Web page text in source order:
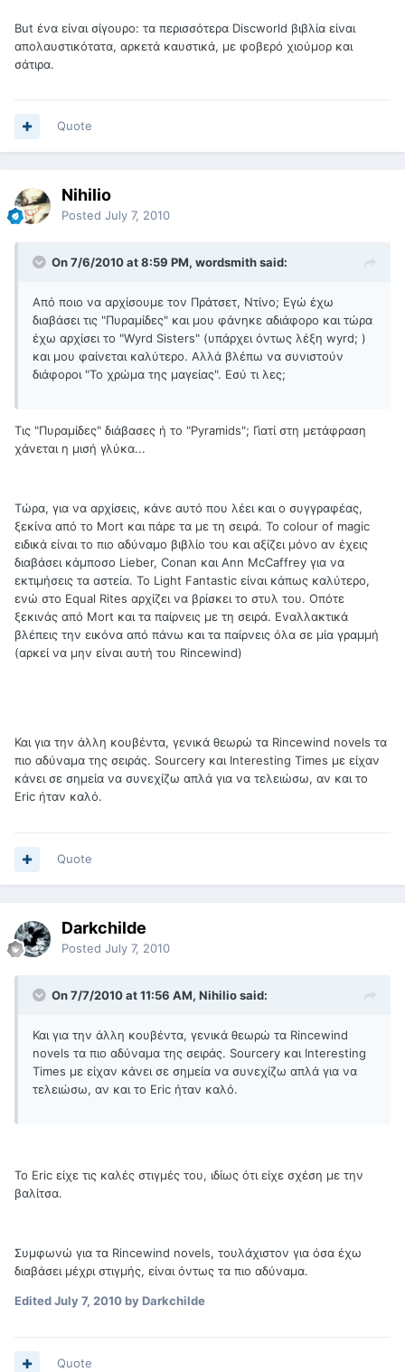
But ένα είναι σίγουρο: τα περισσότερα Discworld βιβλία είναι
απολαυστικότατα, αρκετά καυστικά, με φοβερό χιούμορ και
σάτιρα.
Quote
Nihilio
Posted July 7, 2010
On 7/6/2010 at 8:59 PM, wordsmith said:
Από ποιο να αρχίσουμε τον Πράτσετ, Ντίνο; Εγώ έχω
διαβάσει τις "Πυραμίδες" και μου φάνηκε αδιάφορο και τώρα
έχω αρχίσει το "Wyrd Sisters" (υπάρχει όντως λέξη wyrd; )
και μου φαίνεται καλύτερο. Αλλά βλέπω να συνιστούν
διάφοροι "Το χρώμα της μαγείας". Εσύ τι λες;
Τις "Πυραμίδες" διάβασες ή το "Pyramids"; Γιατί στη μετάφραση
χάνεται η μισή γλύκα...
Τώρα, για να αρχίσεις, κάνε αυτό που λέει και ο συγγραφέας,
ξεκίνα από το Mort και πάρε τα με τη σειρά. Το colour of magic
ειδικά είναι το πιο αδύναμο βιβλίο του και αξίζει μόνο αν έχεις
διαβάσει κάμποσο Lieber, Conan και Ann McCaffrey για να
εκτιμήσεις τα αστεία. Το Light Fantastic είναι κάπως καλύτερο,
ενώ στο Equal Rites αρχίζει να βρίσκει το στυλ του. Οπότε
ξεκινάς από Mort και τα παίρνεις με τη σειρά. Εναλλακτικά
βλέπεις την εικόνα από πάνω και τα παίρνεις όλα σε μία γραμμή
(αρκεί να μην είναι αυτή του Rincewind)
Και για την άλλη κουβέντα, γενικά θεωρώ τα Rincewind novels τα
πιο αδύναμα της σειράς. Sourcery και Interesting Times με είχαν
κάνει σε σημεία να συνεχίζω απλά για να τελειώσω, αν και το
Eric ήταν καλό.
Quote
Darkchilde
Posted July 7, 2010
On 7/7/2010 at 11:56 AM, Nihilio said:
Και για την άλλη κουβέντα, γενικά θεωρώ τα Rincewind
novels τα πιο αδύναμα της σειράς. Sourcery και Interesting
Times με είχαν κάνει σε σημεία να συνεχίζω απλά για να
τελειώσω, αν και το Eric ήταν καλό.
Το Eric είχε τις καλές στιγμές του, ιδίως ότι είχε σχέση με την
βαλίτσα.
Συμφωνώ για τα Rincewind novels, τουλάχιστον για όσα έχω
διαβάσει μέχρι στιγμής, είναι όντως τα πιο αδύναμα.
EditedJuly 7, 2010by Darkchilde
Quote